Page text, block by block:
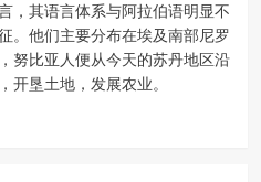
，其语言体系与阿拉伯语明显不
。他们主要分布在埃及南部尼罗
努比亚人便从今天的苏丹地区沿
开垦土地，发展农业。